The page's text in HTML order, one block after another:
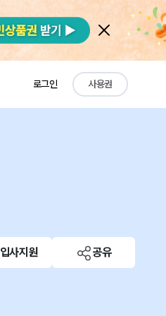
로그인 사용권
입사지원 공유